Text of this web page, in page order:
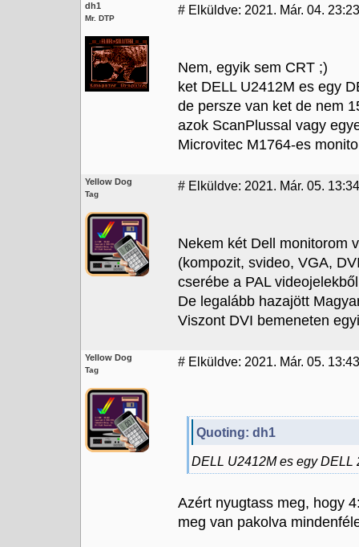
dh1
Mr. DTP
# Elküldve: 2021. Már. 04. 23:23
Nem, egyik sem CRT ;)
ket DELL U2412M es egy
de persze van ket de nem
azok ScanPlussal vagy
Microvitec M1764-es
Yellow Dog
Tag
# Elküldve: 2021. Már. 05.
Nekem két Dell monitorom
(kompozit, svideo, VGA,
cserébe a PAL
De legalább hazajött
Viszont DVI bemeneten
Yellow Dog
Tag
# Elküldve: 2021. Már. 05. 13:43
Quoting: dh1
DELL U2412M es egy DELL
Azért nyugtass meg, hogy
meg van pakolva